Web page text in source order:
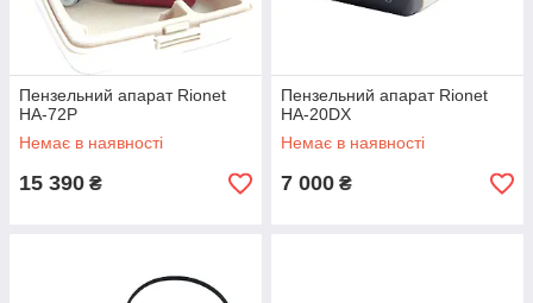
Пензельний апарат Rionet
HA-72P
Немає в наявності
15 390 ₴
Пензельний апарат Rionet
HA-20DX
Немає в наявності
7 000 ₴